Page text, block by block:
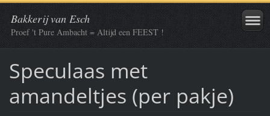
Bakkerij van Esch
Proef 't Pure Ambacht = Altijd een FEEST !
Speculaas met
amandeltjes (per pakje)